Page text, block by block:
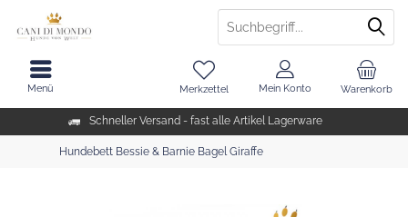
Schneller Versand - fast alle Artikel Lagerware
Warenkorb
Merkzettel Mein Konto
Menü
Hundebett Bessie & Barnie Bagel Giraffe